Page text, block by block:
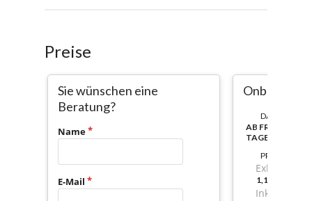
Preise
Sie wünschen eine
Beratung?
Name
E-Mail
DAUER:
AB
TAGE NUTZBAR
PREIS
Exkl. Mwst.
Inkl. Mwst.